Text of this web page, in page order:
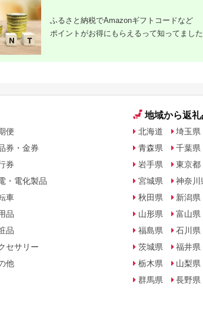
ふるさと納税でAmazonギフトコードなど
ポイントがお得にもらえるって知ってまし
便
券・金券
券
・電化製品
車
品
品
セサリー
他
地域から返
北海道
青森県
岩手県
宮城県
秋田県
山形県
福島県
茨城県
栃木県
群馬県
埼玉県
千葉県
東京都
神奈川
新潟県
富山県
石川県
福井県
山梨県
長野県